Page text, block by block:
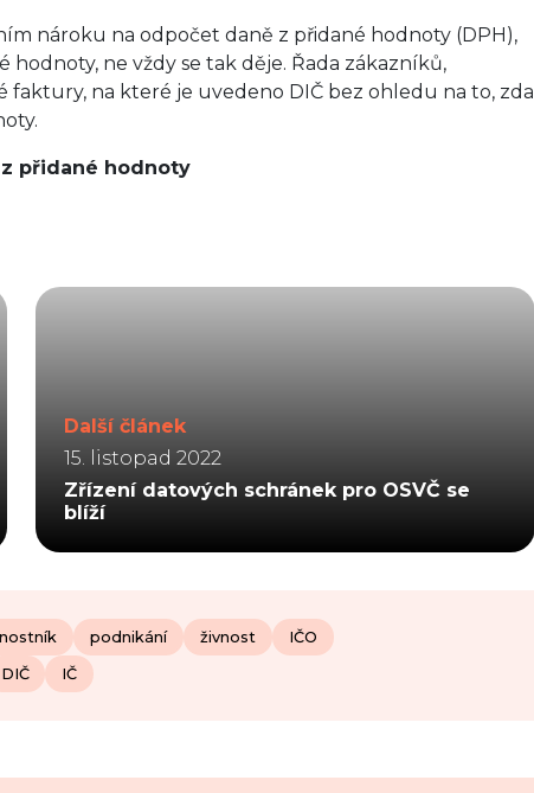
nároku na odpočet daně z přidané hodnoty (DPH),
ne vždy se tak děje. Řada zákazníků,
na které je uvedeno DIČ bez ohledu na to, zda
přidané hodnoty
Další článek
15. listopad 2022
Zřízení datových schránek pro OSVČ se
blíží
podnikání živnost IČO
DIČ IČ